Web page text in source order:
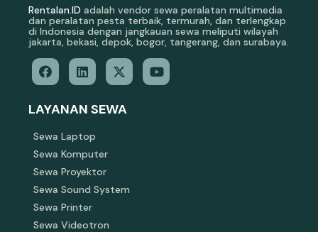
Rentalan.ID adalah vendor sewa peralatan multimedia
dan peralatan pesta terbaik, termurah, dan terlengkap
di Indonesia dengan jangkauan sewa meliputi wilayah
jakarta, bekasi, depok, bogor, tangerang, dan surabaya.
LAYANAN SEWA
Sewa Laptop
Sewa Komputer
Sewa Proyektor
Sewa Sound System
Sewa Printer
Sewa Videotron